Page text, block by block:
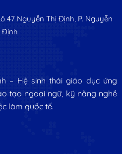
47 Nguyễn Thị Định, P. Nguyễn
Định
– Hệ sinh thái giáo dục ứng
tạo ngoại ngữ, kỹ năng nghề
làm quốc tế.